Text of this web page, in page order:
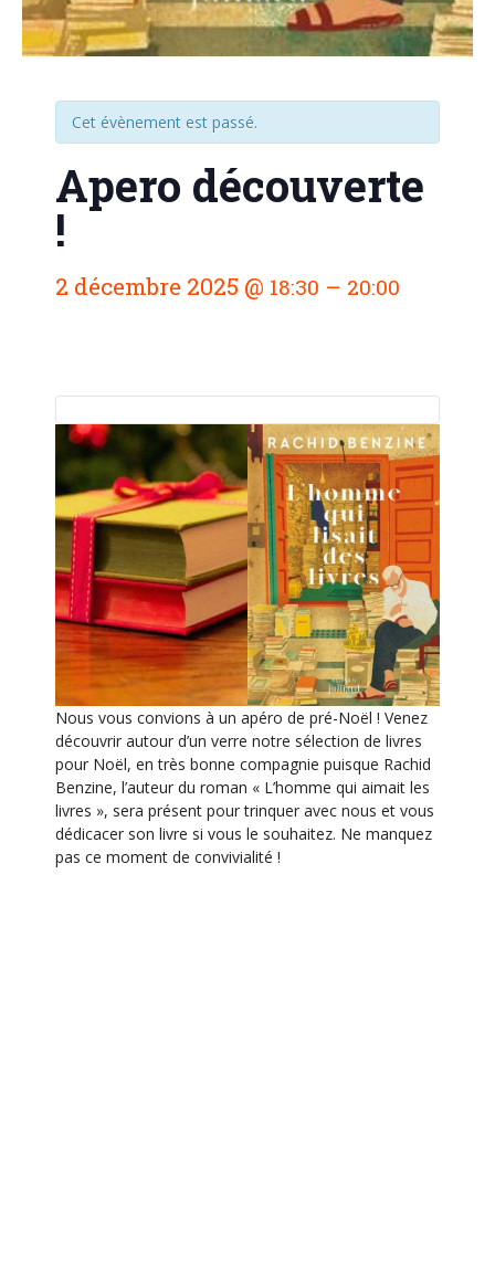
Cet évènement est passé.
Apero découverte
!
a
g
a
i
o
n
É
v
è
n
e
m
e
n
t
2 décembre 2025 @ 18:30 – 20:00
Nous vous convions à un apéro de pré-Noël ! Venez
découvrir autour d’un verre notre sélection de livres
pour Noël, en très bonne compagnie puisque Rachid
Benzine, l’auteur du roman « L’homme qui aimait les
livres », sera présent pour trinquer avec nous et vous
dédicacer son livre si vous le souhaitez. Ne manquez
pas ce moment de convivialité !